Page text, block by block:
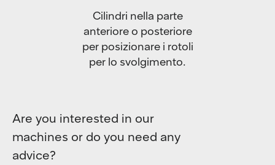
Cilindri nella parte
anteriore o posteriore
per posizionare i rotoli
per lo svolgimento.
Are you interested in our
machines or do you need any
advice?